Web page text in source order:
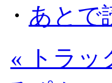
・ あとで
« トラッ